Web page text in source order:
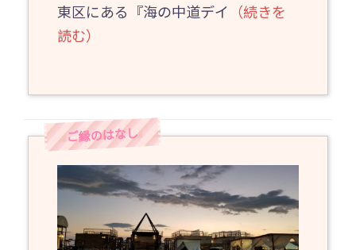
東区にある『海の中道デイ
（続きを
読む）